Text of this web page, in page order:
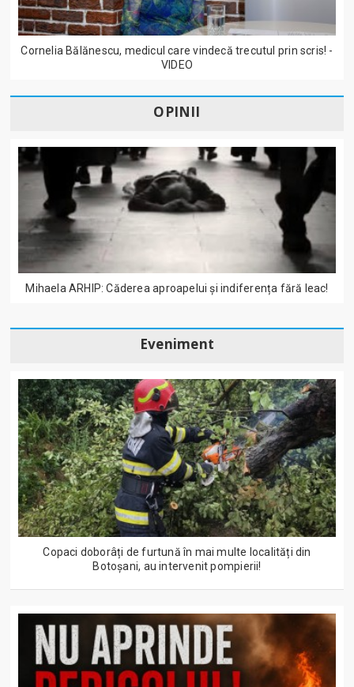
Cornelia Bălănescu, medicul care vindecă trecutul prin scris! -
VIDEO
OPINII
Mihaela ARHIP: Căderea aproapelui și indiferența fără leac!
Eveniment
Copaci doborâți de furtună în mai multe localități din
Botoșani, au intervenit pompierii!